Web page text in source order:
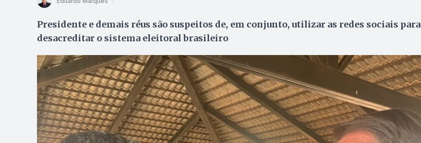
Presidente e demais réus são suspeitos de, em conjunto, utilizar as redes sociais para
desacreditar o sistema eleitoral brasileiro